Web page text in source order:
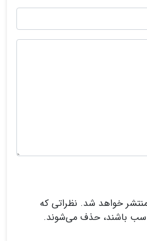
خواهد شد. نظراتی که
باشند، حذف می‌شوند.